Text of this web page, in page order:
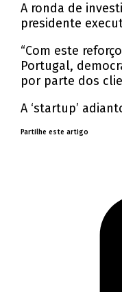
A ronda de
presidente
“Com este
Portugal,
por parte dos
A ‘startup’
Partilhe este artigo